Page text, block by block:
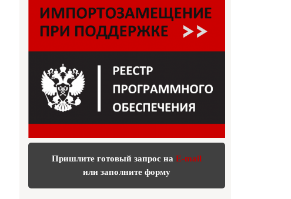
Пришлите готовый запрос на E-mail
или заполните форму